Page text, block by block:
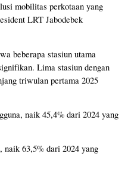
mobilitas perkotaan yang
LRT Jabodebek
beberapa stasiun utama
Lima stasiun dengan
triwulan pertama 2025
naik 45,4% dari 2024 yang
naik 63,5% dari 2024 yang